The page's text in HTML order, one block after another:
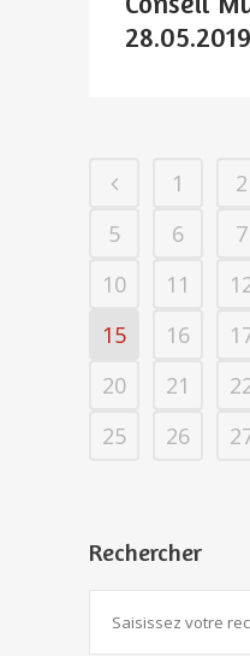
28.05.2019
1 2
5
6 7
10
11
15
16
20
21
25
26
Rechercher